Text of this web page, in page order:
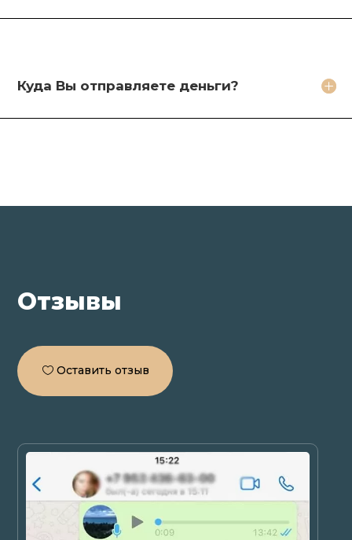
Куда Вы отправляете деньги?
Какое фото необходимо сделать?
Какие бонусы я получу?
Отзывы
Оставить отзыв